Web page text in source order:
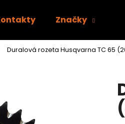
Značky
Duralová rozeta Husqvarna TC 65
Co potřebujete